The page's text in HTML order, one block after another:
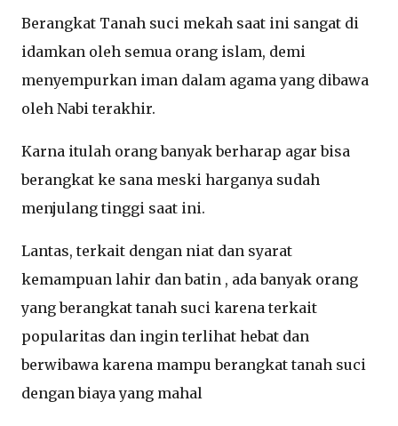
Berangkat Tanah suci mekah saat ini sangat di
idamkan oleh semua orang islam, demi
menyempurkan iman dalam agama yang dibawa
oleh Nabi terakhir.
Karna itulah orang banyak berharap agar bisa
berangkat ke sana meski harganya sudah
menjulang tinggi saat ini.
Lantas, terkait dengan niat dan syarat
kemampuan lahir dan batin , ada banyak orang
yang berangkat tanah suci karena terkait
popularitas dan ingin terlihat hebat dan
berwibawa karena mampu berangkat tanah suci
dengan biaya yang mahal